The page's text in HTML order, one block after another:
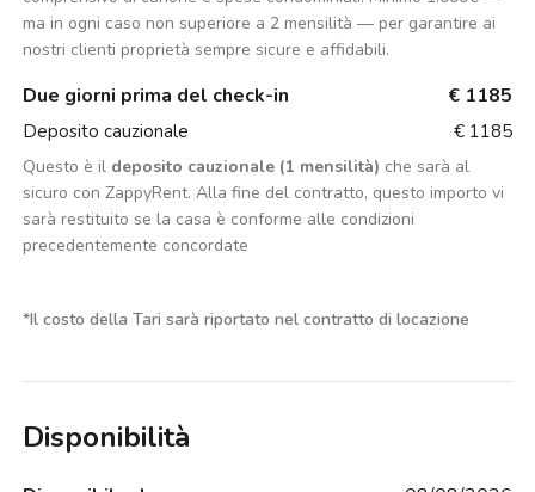
ma in ogni caso non superiore a 2 mensilità — per garantire ai
nostri clienti proprietà sempre sicure e affidabili.
Due giorni prima del check-in € 1185
Deposito cauzionale € 1185
Questo è il deposito cauzionale (1 mensilità) che sarà al
sicuro con ZappyRent. Alla fine del contratto, questo importo vi
sarà restituito se la casa è conforme alle condizioni
precedentemente concordate
*Il costo della Tari sarà riportato nel contratto di locazione
Disponibilità